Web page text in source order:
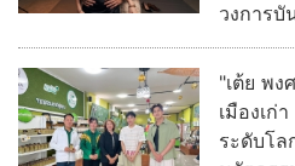
วงการบั
"เต้ย พ
เมืองเก่
ระดับโล